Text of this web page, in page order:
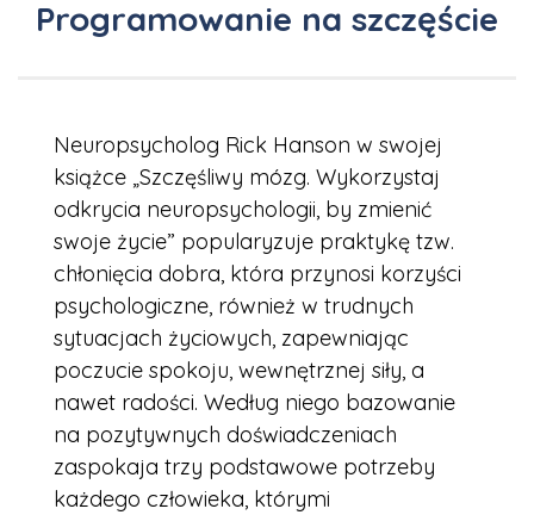
Programowanie na szczęście
Neuropsycholog Rick Hanson w swojej
książce „Szczęśliwy mózg. Wykorzystaj
odkrycia neuropsychologii, by zmienić
swoje życie” popularyzuje praktykę tzw.
chłonięcia dobra, która przynosi korzyści
psychologiczne, również w trudnych
sytuacjach życiowych, zapewniając
poczucie spokoju, wewnętrznej siły, a
nawet radości. Według niego bazowanie
na pozytywnych doświadczeniach
zaspokaja trzy podstawowe potrzeby
każdego człowieka, którymi